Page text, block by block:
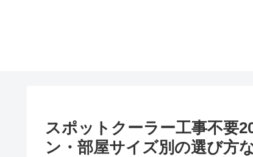
スポットクーラー工事不要
ン・部屋サイズ別の選び方